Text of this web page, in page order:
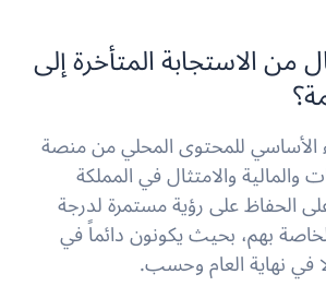
من الاستجابة المتأخرة إلى
الأساسي للمحتوى المحلي من منصة
والمالية والامتثال في المملكة
الحفاظ على رؤية مستمرة لدرجة
بهم، بحيث يكونون دائماً في
في نهاية العام وحسب.